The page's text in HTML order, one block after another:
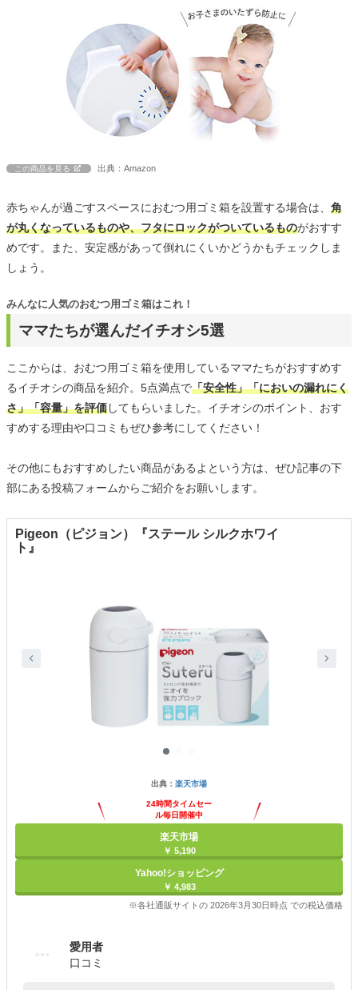
この商品を見る 出典：Amazon
赤ちゃんが過ごすスペースにおむつ用ゴミ箱を設置する場合は、 角
が丸くなっているものや、フタにロックがついているものがおすす
めです。また、安定感があって倒れにくいかどうかもチェックしま
しょう。
ママたちが選んだイチオシ5選
みんなに人気のおむつ用ゴミ箱はこれ！
ここからは、おむつ用ゴミ箱を使用しているママたちがおすすめす
るイチオシの商品を紹介。5点満点で「安全性」「においの漏れにく
さ」「容量」を評価してもらいました。イチオシのポイント、おす
すめする理由や口コミもぜひ参考にしてください！
その他にもおすすめしたい商品があるよという方は、ぜひ記事の下
部にある投稿フォームからご紹介をお願いします。
Pigeon（ピジョン）『ステール シルクホワイ
ト』
出典： 楽天市場
24時間タイムセー
ル毎日開催中
楽天市場
￥ 5,190
Yahoo!ショッピング
￥ 4,983
※各社通販サイトの 2026年3月30日時点 での税込価格
愛用者
口コミ